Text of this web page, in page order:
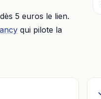
5 euros le lien.
qui pilote la